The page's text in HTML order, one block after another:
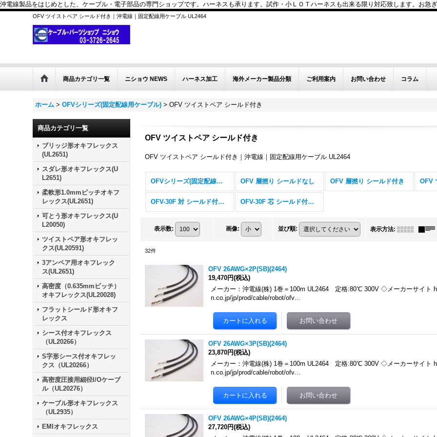
沖電線製品をはじめとした、ケーブル・電子部品の専門ショップです。ハーネスも承ります。試作・小ＬＯＴハーネスも出来る限り対応致します。お急
OFV ツイストペア シールド付き｜沖電線｜固定配線用ケーブル UL2464
商品カテゴリ一覧 ニショウ NEWS ハーネス加工 海外メーカー製品分類 ご利用案内 お問い合わせ コラム
ホーム > OFVシリーズ(固定配線用ケーブル) > OFV ツイストペア シールド付き
商品カテゴリ一覧
ブリッジ形オキフレックス
(UL2651)
スダレ形オキフレックス(U
L2651)
柔軟形1.0mmピッチオキフ
レックス(UL2651)
可とう形オキフレックス(U
L20050)
ツイストペア形オキフレッ
クス(UL20591)
3アンペア用オキフレック
ス(UL2651)
高密度（0.635mmピッチ）
オキフレックス(UL20028)
フラットシールド形オキフ
レックス
シース付オキフレックス
（UL20266）
S字形シース付オキフレッ
クス（UL20266）
高密度圧接用細径I/Oケーブ
ル（UL20276）
ケーブル形オキフレックス
（UL2935）
EMIオキフレックス
OFV ツイストペア シールド付き
OFV ツイストペア シールド付き｜沖電線｜固定配線用ケーブル UL2464
OFVシリーズ(固定配線用ケーブル) (全商品) OFV 層撚り シールドなし OFV 層撚り シールド付き
OFV-30F 対 シールド付き(SB) 超細径 OFV-30F 芯 シールド付き(SB) 超細径
表示数: 画像: 並び順: 表示方法:
32件
OFV 26AWG×2P(SB)(2464)
19,470円(税込)
メーカー：沖電線(株) 1巻＝100m UL2464 定格:80℃ 300V ◇メーカーサイト
n.co.jp/jp/prod/cable/robot/ofv…
OFV 26AWG×3P(SB)(2464)
23,870円(税込)
メーカー：沖電線(株) 1巻＝100m UL2464 定格:80℃ 300V ◇メーカーサイト
n.co.jp/jp/prod/cable/robot/ofv…
OFV 26AWG×4P(SB)(2464)
27,720円(税込)